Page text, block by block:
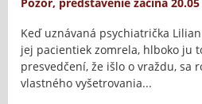
Keď uznávaná psychiatrička
jej pacientiek zomrela, hlboko ju
presvedčení, že išlo o vraždu, sa
vlastného vyšetrovania...